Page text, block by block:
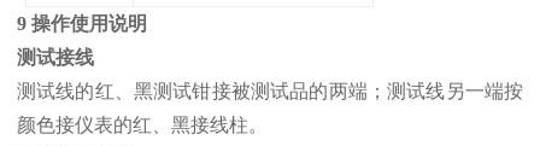
9 操作使用说明
测试接线
测试线的红、黑测试钳接被测试品的两端；测试线另一端按
颜色接仪表的红、黑接线柱。